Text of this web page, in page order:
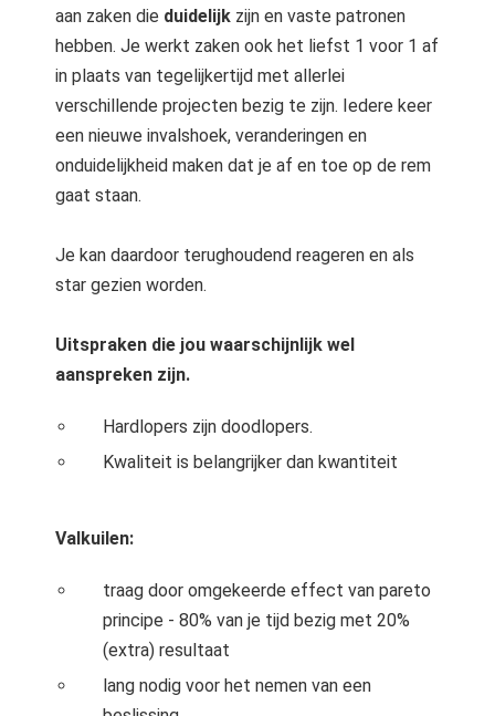
aan zaken die duidelijk zijn en vaste patronen
hebben. Je werkt zaken ook het liefst 1 voor 1 af
in plaats van tegelijkertijd met allerlei
verschillende projecten bezig te zijn. Iedere keer
een nieuwe invalshoek, veranderingen en
onduidelijkheid maken dat je af en toe op de rem
gaat staan.
Je kan daardoor terughoudend reageren en als
star gezien worden.
Uitspraken die jou waarschijnlijk wel
aanspreken zijn.
Hardlopers zijn doodlopers.
Kwaliteit is belangrijker dan kwantiteit
Valkuilen:
traag door omgekeerde effect van pareto
principe - 80% van je tijd bezig met 20%
(extra) resultaat
lang nodig voor het nemen van een